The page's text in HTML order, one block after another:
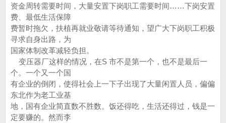
资金周转需要时间，大量安置下岗职工需要时间……下岗安置
费、最低生活保障
费暂时拖欠，扶植再就业敬请等待通知，望广大下岗职工积极
寻求自身出路，为
国家体制改革减轻负担。
变压器厂这样的情况，在S 市不是第一个，也不是最后一
个。一个又一个国
有企业的倒闭，使得社会上一下子出现了大量闲置人员，偏偏
东北作为老工业基
地，国有企业简直数不胜数。饭还得吃，生活还得过，钱是一
定要赚的。然而李